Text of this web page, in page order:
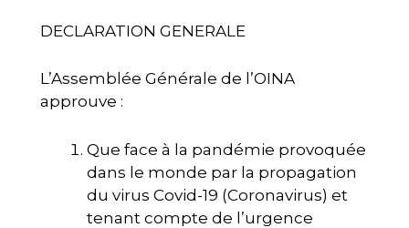
DECLARATION GENERALE
L’Assemblée Générale de l’OINA
approuve :
Que face à la pandémie provoquée
dans le monde par la propagation
du virus Covid-19 (Coronavirus) et
tenant compte de l’urgence